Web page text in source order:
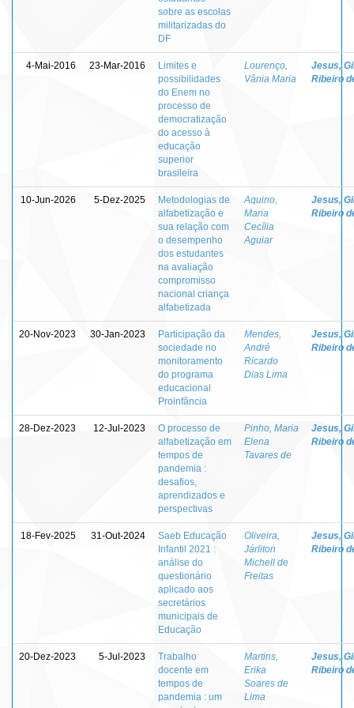
sobre as escolas
militarizadas do
DF
4-Mai-2016 23-Mar-2016
Limites e
possibilidades
do Enem no
processo de
democratização
do acesso à
educação
superior
brasileira
Lourenço,
Vânia Maria
Jesus,
Ribeiro
10-Jun-2026 5-Dez-2025
Metodologias de
alfabetização e
sua relação com
o desempenho
dos estudantes
na avaliação
compromisso
nacional criança
alfabetizada
Aquino,
Maria
Cecília
Aguiar
Jesus,
Ribeiro
20-Nov-2023 30-Jan-2023
Participação da
sociedade no
monitoramento
do programa
educacional
Proinfância
Mendes,
André
Ricardo
Dias Lima
Jesus,
Ribeiro
28-Dez-2023 12-Jul-2023
O processo de
alfabetização em
tempos de
pandemia :
desafios,
aprendizados e
perspectivas
Pinho, Maria
Elena
Tavares de
Jesus,
Ribeiro
18-Fev-2025 31-Out-2024
Saeb Educação
Infantil 2021 :
análise do
questionário
aplicado aos
secretários
municipais de
Educação
Oliveira,
Járliton
Michell de
Freitas
Jesus,
Ribeiro
20-Dez-2023 5-Jul-2023
Trabalho
docente em
tempos de
pandemia : um
Martins,
Erika
Soares de
Lima
Jesus,
Ribeiro